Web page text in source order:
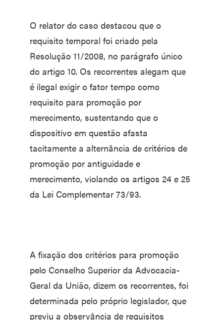
O relator do caso destacou que o
requisito temporal foi criado pela
Resolução 11/2008, no parágrafo único
do artigo 10. Os recorrentes alegam que
é ilegal exigir o fator tempo como
requisito para promoção por
merecimento, sustentando que o
dispositivo em questão afasta
tacitamente a alternância de critérios de
promoção por antiguidade e
merecimento, violando os artigos 24 e 25
da Lei Complementar 73/93.
A fixação dos critérios para promoção
pelo Conselho Superior da Advocacia-
Geral da União, dizem os recorrentes, foi
determinada pelo próprio legislador, que
previu a observância de requisitos